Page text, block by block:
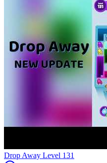
Level 131